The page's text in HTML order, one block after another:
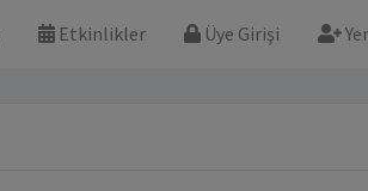
Etkinlikler Üye Girişi